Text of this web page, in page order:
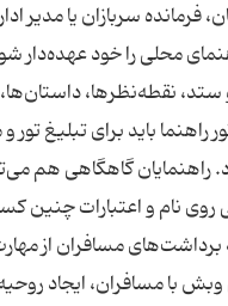
فرمانده سربازان یا
محلی را خود عهده‌دار
باید برای تبلیغ
نام و اعتبارات چنین
مسافران از